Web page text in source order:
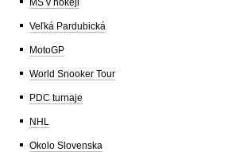
MS v hokeji
Veľká Pardubická
MotoGP
World Snooker Tour
PDC turnaje
NHL
Okolo Slovenska